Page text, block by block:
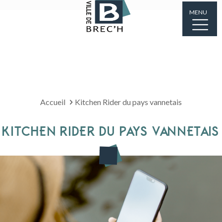
MENU
Accueil Kitchen Rider du pays vannetais
KITCHEN RIDER DU PAYS VANNETAIS